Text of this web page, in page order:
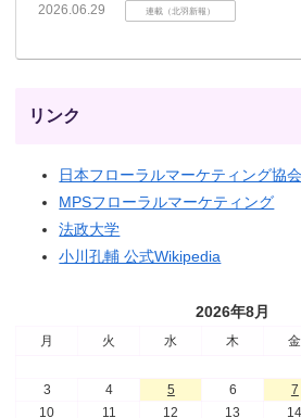
2026.06.29 連載（北羽新報）
リンク
日本フローラルマーケティング協会
MPSフローラルマーケティング
法政大学
小川孔輔 公式Wikipedia
2026年8月
月 火 水 木 金
3
4 5 6 7
10
11 12 13 14